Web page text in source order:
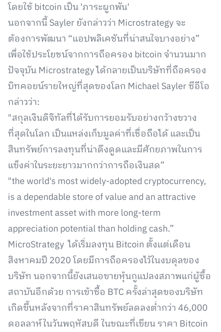
โดยใช้ bitcoin เป็น 'ภาระผูกพัน'
นอกจากนี้ Sayler ยังกล่าวว่า Microstrategy จะ
ต้องการพัฒนา “แอปพลิเคชันที่น่าสนใจบางอย่าง”
เพื่อใช้ประโยชน์จากการถือครอง bitcoin จำนวนมาก
ปัจจุบัน Microstrategy ได้กลายเป็นบริษัทที่ถือครอง
บิทคอยน์รายใหญ่ที่สุดของโลก Michael Sayler ซีอีโอ
กล่าวว่า:
"สกุลเงินดิจิทัลที่ได้รับการยอมรับอย่างกว้างขวาง
ที่สุดในโลก เป็นแหล่งเก็บมูลค่าที่เชื่อถือได้ และเป็น
สินทรัพย์การลงทุนที่น่าดึงดูดและมีศักยภาพในการ
แข็งค่าในระยะยาวมากกว่าการถือเงินสด”
"the world's most widely-adopted cryptocurrency,
is a dependable store of value and an attractive
investment asset with more long-term
appreciation potential than holding cash.”
MicroStrategy ได้เริ่มลงทุน Bitcoin ตั้งแต่เดือน
สิงหาคมปี 2020 โดยมีการถือครองไว้ในงบดุลของ
บริษัท นอกจากนี้ยังเสนอขายหุ้นกูแปลงสภาพแก่ผู้ซื้อ
สถาบันอีกด้วย การเข้าซื้อ BTC ครั้งล่าสุดของบริษัท
เกิดขึ้นหลังจากที่ราคาสินทรัพย์ลดลงต่ำกว่า 46,000
ดอลลาห์ในวันพฤหัสบดี ในขณะที่เขียน ราคา Bitcoin